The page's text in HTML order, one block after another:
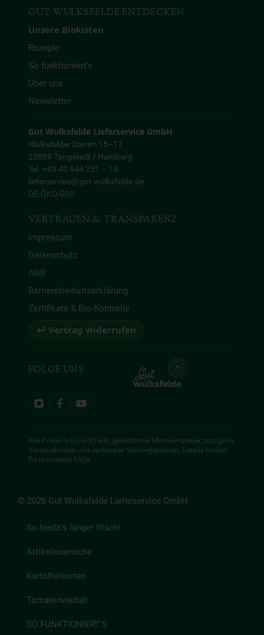
GUT WULKSFELDE ENTDECKEN
Unsere Biokisten
Rezepte
So funktioniert’s
Über uns
Newsletter
Gut Wulksfelde Lieferservice GmbH
Wulksfelder Damm 15–17
22889 Tangstedt / Hamburg
Tel. +49 40 644 251 – 10
lieferservice@gut-wulksfelde.de
DE-ÖKO-006
VERTRAUEN & TRANSPARENZ
Impressum
Datenschutz
AGB
Barrierefreiheitserklärung
Zertifikate & Bio-Kontrolle
↩ Vertrag widerrufen
FOLGE UNS
Alle Preise in Euro (€) inkl. gesetzlicher Mehrwertsteuer, zuzüglich
Versandkosten und optionaler Servicegebühren. Details findest
Du in unseren FAQs.
© 2026 Gut Wulksfelde Lieferservice GmbH
So bleibt's länger frisch!
Artikelwuensche
Kartoffelsorten
Tomatenvielfalt
SO FUNKTIONIERT'S